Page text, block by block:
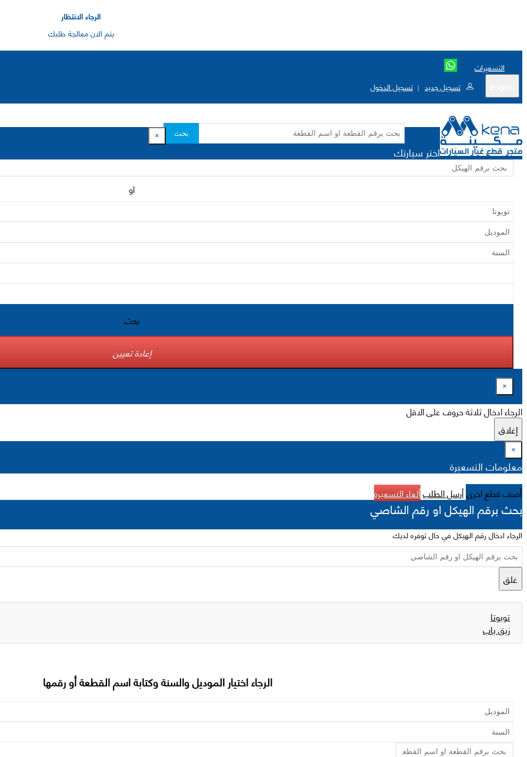
الرجاء الانتظار
يتم الان معالجة طلبك
التسعيرات
تسجيل جديد | تسجيل الدخول
بحث ×
اختر سيارتك
او
بحث
إعادة تعيين
×
الرجاء ادخال ثلاثة حروف على الاقل
إغلاق
×
معلومات التسعيرة
أضف قطع اخرىأرسل الطلبألغاء التسعيرة
بحث برقم الهيكل او رقم الشاصي
الرجاء ادخال رقم الهيكل في حال توفره لديك
غلق
تويوتا
زيق باب
الرجاء اختيار الموديل والسنة وكتابة اسم القطعة أو رقمها